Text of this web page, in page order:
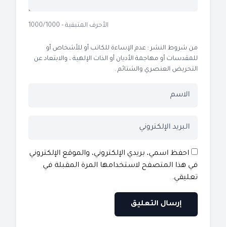
الأحرف المتبقية - 1000/1000
من شروط النشر : عدم الإساءة للكاتب أو للأشخاص أو
للمقدسات أو مهاجمة الأديان أو الذات الإلهية ، والابتعاد عن
التحريض العنصري والشتائم .
احفظ اسمي، بريدي الإلكتروني، والموقع الإلكتروني
في هذا المتصفح لاستخدامها المرة المقبلة في
تعليقي.